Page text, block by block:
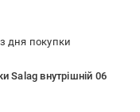
дня покупки
Salag внутрішній 06